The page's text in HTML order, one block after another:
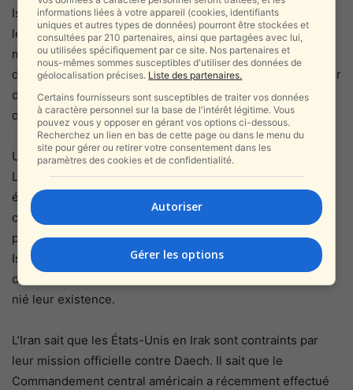
Israël et le Hezbollah ont augmenté depuis juillet, lorsque
le Hezbollah a déclaré qu’Israël avait tué l’un de ses
membres en Syrie. Les Houthis continuent d’utiliser des
drones contre l’Arabie saoudite. L’Iran annonce chaque jour
de nouveaux drones, missiles et autres technologies de
défense.
Un embargo sur les armes contre l’Iran expire ce mois-ci.
Les tentatives américaines de sanctions «snapback» ont
échoué. L’Iran expédie du gaz vers le Venezuela dans le
cadre des sanctions américaines. Au Liban, les États-Unis
poussent une médiation sur les conflits frontaliers avec
Israël et le Liban. Israël a récemment publié une vidéo
d’usines de missiles présumées au Liban. Le Hezbollah a
nié leur existence.
L’Iran sait que les États-Unis en Irak sont contraints par
leur mission officielle contre Daech. Il sait que le
Commandement central américain a récemment effectué
informations liées à votre appareil (cookies, identifiants
uniques et autres types de données) pourront être stockées et
consultées par 210 partenaires, ainsi que partagées avec lui,
ou utilisées spécifiquement par ce site. Nos partenaires et
nous-mêmes sommes susceptibles d'utiliser des données de
géolocalisation précises. Liste des partenaires.
Certains fournisseurs sont susceptibles de traiter vos données
à caractère personnel sur la base de l'intérêt légitime. Vous
pouvez vous y opposer en gérant vos options ci-dessous.
Recherchez un lien en bas de cette page ou dans le menu du
site pour gérer ou retirer votre consentement dans les
paramètres des cookies et de confidentialité.
Autoriser
Gérer les options